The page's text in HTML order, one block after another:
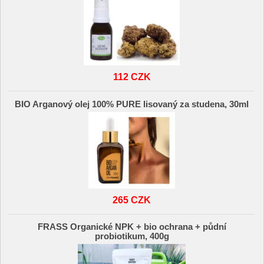
112 CZK
BIO Arganový olej 100% PURE lisovaný za studena, 30ml
265 CZK
FRASS Organické NPK + bio ochrana + půdní
probiotikum, 400g